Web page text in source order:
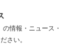
の情報・ニュース・
さい。